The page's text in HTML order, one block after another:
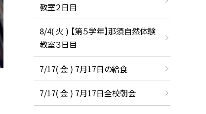
教室２日目
8/4( 火 ) 【第５学年】那須自然体験
教室３日目
7/17( 金 ) 7月17日の給食
7/17( 金 ) 7月17日全校朝会